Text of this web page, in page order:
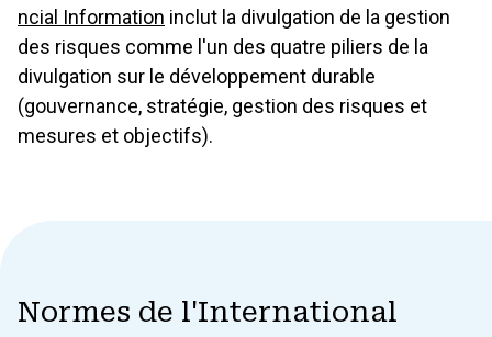
ncial Information inclut la divulgation de la gestion
des risques comme l'un des quatre piliers de la
divulgation sur le développement durable
(gouvernance, stratégie, gestion des risques et
mesures et objectifs).
Normes de l'International